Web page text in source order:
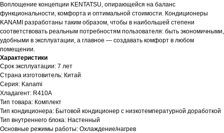
Воплощение концепции KENTATSU, опирающейся на баланс
функциональности, комфорта и оптимальной стоимости. Кондиционеры
KANAMI разработаны таким образом, чтобы в наибольшей степени
соответствовать реальным потребностям пользователя: быть экономичными,
удобными в эксплуатации, а главное — создавать комфорт в любом
помещении.
Характеристики
Срок эксплуатации: 7 лет
Страна изготовитель: Китай
Серия: Kanami
Хладагент: R410A
Тип товара: Комплект
Тип кондиционера: Бытовой кондиционер с низкотемпературной доработкой
Тип внутреннего блока: Настенный
Основные режимы работы: Охлаждение/нагрев